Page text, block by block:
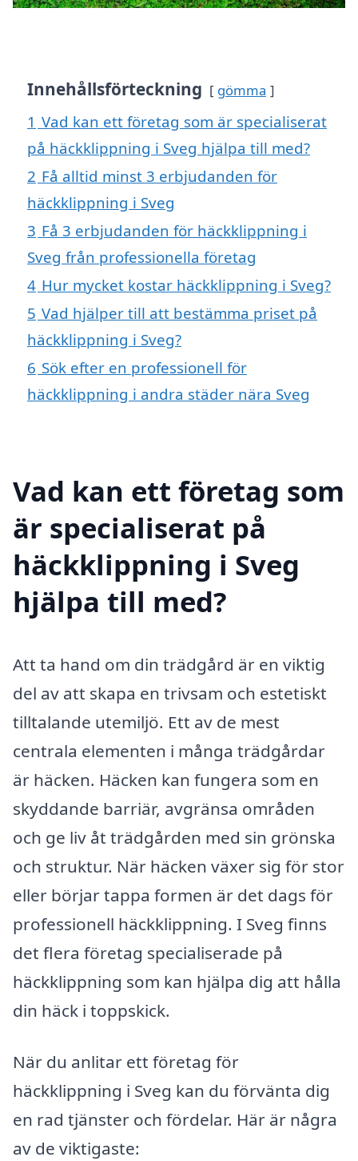
Innehållsförteckning gömma
1 Vad kan ett företag som är specialiserat
på häckklippning i Sveg hjälpa till med?
2 Få alltid minst 3 erbjudanden för
häckklippning i Sveg
3 Få 3 erbjudanden för häckklippning i
Sveg från professionella företag
4 Hur mycket kostar häckklippning i Sveg?
5 Vad hjälper till att bestämma priset på
häckklippning i Sveg?
6 Sök efter en professionell för
häckklippning i andra städer nära Sveg
Vad kan ett företag som
är specialiserat på
häckklippning i Sveg
hjälpa till med?
Att ta hand om din trädgård är en viktig
del av att skapa en trivsam och estetiskt
tilltalande utemiljö. Ett av de mest
centrala elementen i många trädgårdar
är häcken. Häcken kan fungera som en
skyddande barriär, avgränsa områden
och ge liv åt trädgården med sin grönska
och struktur. När häcken växer sig för stor
eller börjar tappa formen är det dags för
professionell häckklippning. I Sveg finns
det flera företag specialiserade på
häckklippning som kan hjälpa dig att hålla
din häck i toppskick.
När du anlitar ett företag för
häckklippning i Sveg kan du förvänta dig
en rad tjänster och fördelar. Här är några
av de viktigaste: